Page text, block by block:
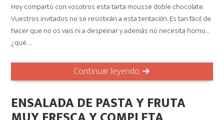
Hoy comparto con vosotros esta tarta mousse doble chocolate.
Vuestros invitados no se resistirán a esta tentación. Es tan fácil de
hacer que no os vais ni a despeinar y además no necesita horno…
¿qué …
Continuar leyendo
ENSALADA DE PASTA Y FRUTA